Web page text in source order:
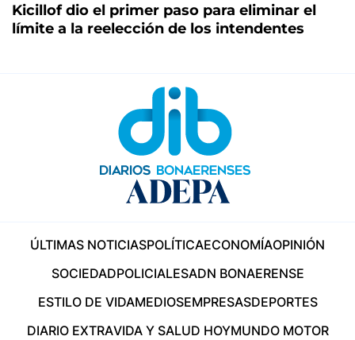
Kicillof dio el primer paso para eliminar el
límite a la reelección de los intendentes
ÚLTIMAS NOTICIASPOLÍTICAECONOMÍAOPINIÓN
SOCIEDADPOLICIALESADN BONAERENSE
ESTILO DE VIDAMEDIOSEMPRESASDEPORTES
DIARIO EXTRAVIDA Y SALUD HOYMUNDO MOTOR